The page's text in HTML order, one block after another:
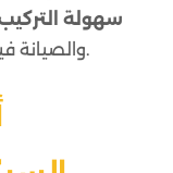
سهولة
والصيانة فيما بعد وتناسب جميع المساحات.